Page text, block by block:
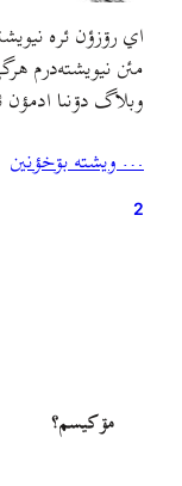
اي رۊزؤن ئره
مئن نيويشته‌درم
وبلاگ دۊنىا ادمؤن
پيش تصميم
… ويشته بۊخؤنين
2
مۊ کيسم؟